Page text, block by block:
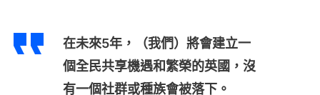
在未來5年，（我們）將會建立一
個全民共享機遇和繁榮的英國，沒
有一個社群或種族會被落下。